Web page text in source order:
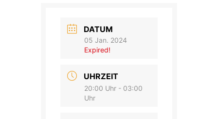
DATUM
05 Jan. 2024
Expired!
UHRZEIT
20:00 Uhr - 03:00
Uhr